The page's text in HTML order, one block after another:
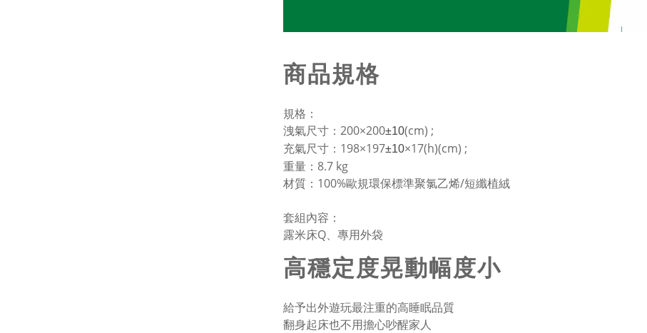
商品規格
規格：
洩氣尺寸：200×200±10(cm) ;
充氣尺寸：198×197±10×17(h)(cm) ;
重量：8.7 kg
材質：100%歐規環保標準聚氯乙烯/短纖植絨
套組內容：
露米床Q、專用外袋
高穩定度晃動幅度小
給予出外遊玩最注重的高睡眠品質
翻身起床也不用擔心吵醒家人